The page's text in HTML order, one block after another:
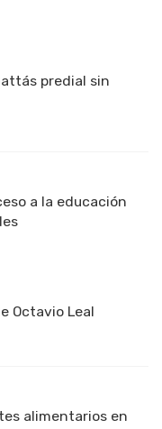
predial sin
a la educación
Octavio Leal
alimentarios en